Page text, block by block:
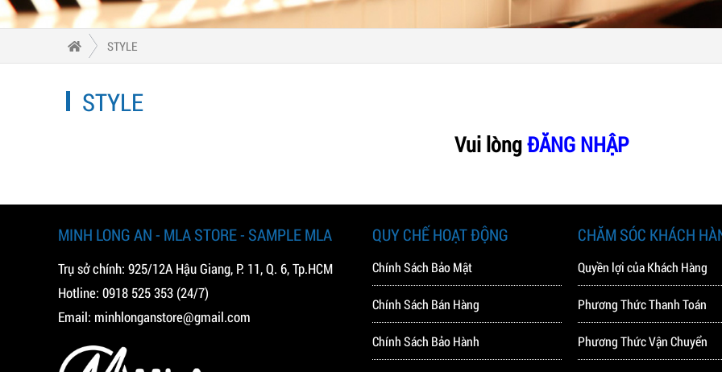
STYLE
STYLE
Vui lòngĐĂNG NHẬP
MINH LONG AN - MLA STORE - SAMPLE MLA
Trụ sở chính: 925/12A Hậu Giang, P. 11, Q. 6, Tp.HCM
Hotline: 0918 525 353 (24/7)
Email: minhlonganstore@gmail.com
QUY CHẾ HOẠT ĐỘNG
Chính Sách Bảo Mật
Chính Sách Bán Hàng
Chính Sách Bảo Hành
CHĂM SÓC KHÁCH
Quyền lợi của Khách Hàng
Phương Thức Thanh Toán
Phương Thức Vận Chuyển